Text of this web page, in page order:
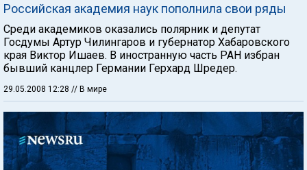
Российская академия наук пополнила свои ряды
Среди академиков оказались полярник и депутат
Госдумы Артур Чилингаров и губернатор Хабаровского
края Виктор Ишаев. В иностранную часть РАН избран
бывший канцлер Германии Герхард Шредер.
29.05.2008 12:28 // В мире